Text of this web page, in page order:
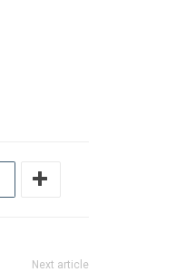
Next article